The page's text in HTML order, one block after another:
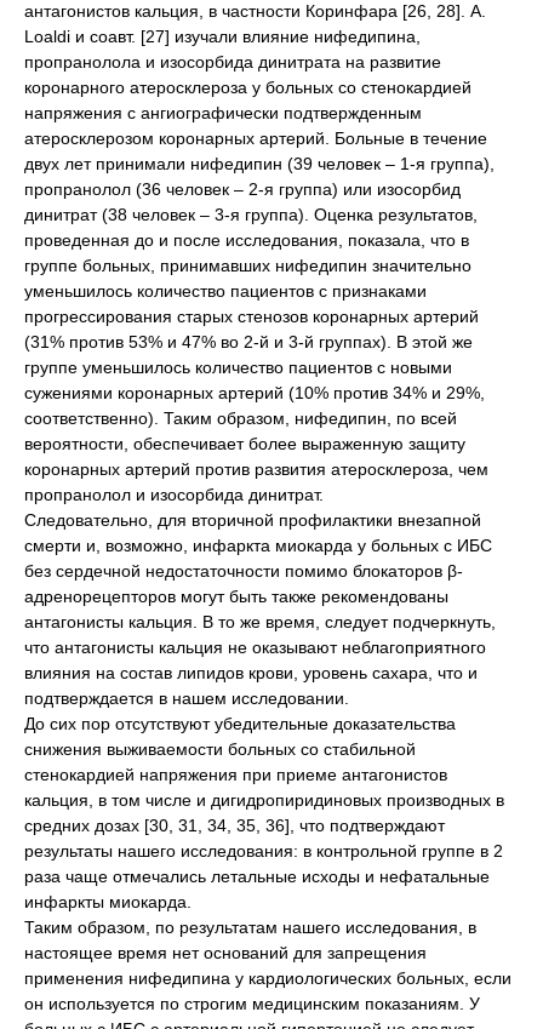
антагонистов кальция, в частности Коринфара [26, 28]. A.
Loaldi и соавт. [27] изучали влияние нифедипина,
пропранолола и изосорбида динитрата на развитие
коронарного атеросклероза у больных со стенокардией
напряжения с ангиографически подтвержденным
атеросклерозом коронарных артерий. Больные в течение
двух лет принимали нифедипин (39 человек – 1-я группа),
пропранолол (36 человек – 2-я группа) или изосорбид
динитрат (38 человек – 3-я группа). Оценка результатов,
проведенная до и после исследования, показала, что в
группе больных, принимавших нифедипин значительно
уменьшилось количество пациентов с признаками
прогрессирования старых стенозов коронарных артерий
(31% против 53% и 47% во 2-й и 3-й группах). В этой же
группе уменьшилось количество пациентов с новыми
сужениями коронарных артерий (10% против 34% и 29%,
соответственно). Таким образом, нифедипин, по всей
вероятности, обеспечивает более выраженную защиту
коронарных артерий против развития атеросклероза, чем
пропранолол и изосорбида динитрат.
Следовательно, для вторичной профилактики внезапной
смерти и, возможно, инфаркта миокарда у больных с ИБС
без сердечной недостаточности помимо блокаторов β-
адренорецепторов могут быть также рекомендованы
антагонисты кальция. В то же время, следует подчеркнуть,
что антагонисты кальция не оказывают неблагоприятного
влияния на состав липидов крови, уровень сахара, что и
подтверждается в нашем исследовании.
До сих пор отсутствуют убедительные доказательства
снижения выживаемости больных со стабильной
стенокардией напряжения при приеме антагонистов
кальция, в том числе и дигидропиридиновых производных в
средних дозах [30, 31, 34, 35, 36], что подтверждают
результаты нашего исследования: в контрольной группе в 2
раза чаще отмечались летальные исходы и нефатальные
инфаркты миокарда.
Таким образом, по результатам нашего исследования, в
настоящее время нет оснований для запрещения
применения нифедипина у кардиологических больных, если
он используется по строгим медицинским показаниям. У